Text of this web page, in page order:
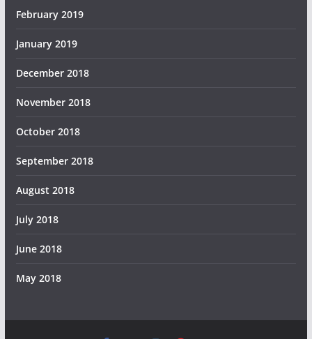
February 2019
January 2019
December 2018
November 2018
October 2018
September 2018
August 2018
July 2018
June 2018
May 2018